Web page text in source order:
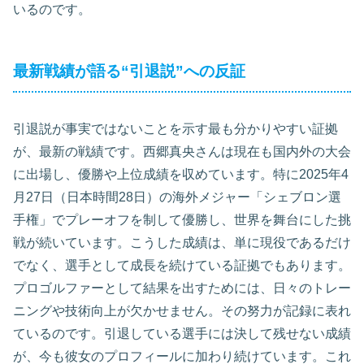
いるのです。
最新戦績が語る“引退説”への反証
引退説が事実ではないことを示す最も分かりやすい証拠
が、最新の戦績です。西郷真央さんは現在も国内外の大会
に出場し、優勝や上位成績を収めています。特に2025年4
月27日（日本時間28日）の海外メジャー「シェブロン選
手権」でプレーオフを制して優勝し、世界を舞台にした挑
戦が続いています。こうした成績は、単に現役であるだけ
でなく、選手として成長を続けている証拠でもあります。
プロゴルファーとして結果を出すためには、日々のトレー
ニングや技術向上が欠かせません。その努力が記録に表れ
ているのです。引退している選手には決して残せない成績
が、今も彼女のプロフィールに加わり続けています。これ